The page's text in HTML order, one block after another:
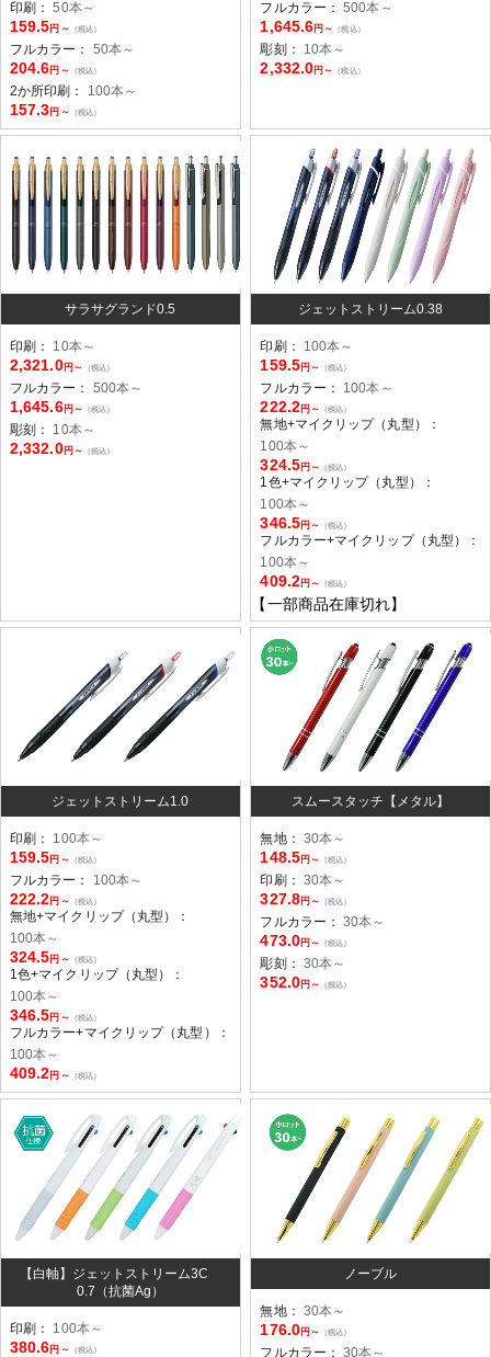
印刷：50本～
159.5 円～ （税込）
フルカラー： 50本～
204.6 円～ （税込）
2か所印刷： 100本～
157.3 円～ （税込）
フルカラー：500本～
1,645.6 円～ （税込）
彫刻： 10本～
2,332.0 円～ （税込）
サラサグランド0.5
印刷： 10本～
2,321.0円～ （税込）
フルカラー： 500本～
1,645.6円～ （税込）
彫刻： 10本～
2,332.0円～ （税込）
ジェットストリーム0.38
印刷： 100本～
159.5円～ （税込）
フルカラー： 100本～
222.2円～ （税込）
無地+マイクリップ（丸型）：
100本～
324.5円～ （税込）
1色+マイクリップ（丸型）：
100本～
346.5円～ （税込）
フルカラー+マイクリップ（丸型）：
100本～
409.2円～ （税込）
【一部商品在庫切れ】
ジェットストリーム1.0
印刷： 100本～
159.5 円～ （税込）
フルカラー： 100本～
222.2 円～ （税込）
無地+マイクリップ（丸型）：
100本～
324.5 円～ （税込）
1色+マイクリップ（丸型）：
100本～
346.5 円～ （税込）
フルカラー+マイクリップ（丸型）：
100本～
409.2 円～ （税込）
スムースタッチ【メタル】
無地： 30本～
148.5円～ （税込）
印刷： 30本～
327.8円～ （税込）
フルカラー：30本～
473.0円～ （税込）
彫刻： 30本～
352.0円～ （税込）
【白軸】ジェットストリーム3C
0.7（抗菌Ag）
印刷： 100本～
380.6 円～ （税込）
ノーブル
無地： 30本～
176.0円～ （税込）
フルカラー：30本～